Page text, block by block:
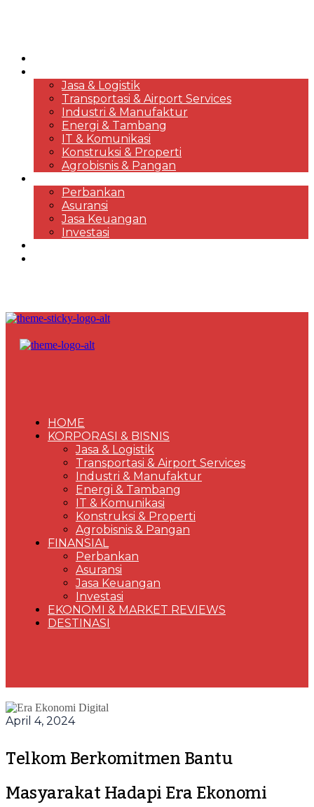
Jasa & Logistik
Transportasi & Airport Services
Industri & Manufaktur
Energi & Tambang
IT & Komunikasi
Konstruksi & Properti
Agrobisnis & Pangan
Perbankan
Asuransi
Jasa Keuangan
Investasi
HOME
KORPORASI & BISNIS
Jasa & Logistik
Transportasi & Airport Services
Industri & Manufaktur
Energi & Tambang
IT & Komunikasi
Konstruksi & Properti
Agrobisnis & Pangan
FINANSIAL
Perbankan
Asuransi
Jasa Keuangan
Investasi
EKONOMI & MARKET REVIEWS
DESTINASI
April 4, 2024
Telkom Berkomitmen Bantu
Masyarakat Hadapi Era Ekonomi